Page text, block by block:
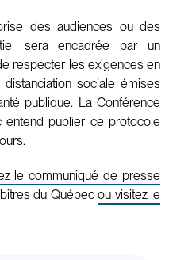
des audiences ou des
sera encadrée par un
respecter les exigences en
sociale émises
publique. La Conférence
publier ce protocole
le communiqué de presse
du Québecou visitez le